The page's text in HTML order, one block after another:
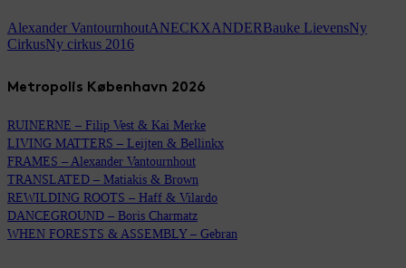
Alexander VantournhoutANECKXANDERBauke LievensNy
CirkusNy cirkus 2016
Metropolis København 2026
RUINERNE – Filip Vest & Kai Merke
LIVING MATTERS – Leijten & Bellinkx
FRAMES – Alexander Vantournhout
TRANSLATED – Matiakis & Brown
REWILDING ROOTS – Haff & Vilardo
DANCEGROUND – Boris Charmatz
WHEN FORESTS & ASSEMBLY – Gebran